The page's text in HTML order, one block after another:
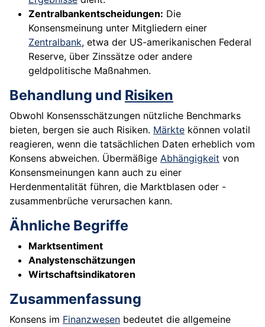
Zentralbankentscheidungen: Die
Konsensmeinung unter Mitgliedern einer
Zentralbank, etwa der US-amerikanischen Federal
Reserve, über Zinssätze oder andere
geldpolitische Maßnahmen.
Behandlung und Risiken
Obwohl Konsensschätzungen nützliche Benchmarks
bieten, bergen sie auch Risiken. Märkte können volatil
reagieren, wenn die tatsächlichen Daten erheblich vom
Konsens abweichen. Übermäßige Abhängigkeit von
Konsensmeinungen kann auch zu einer
Herdenmentalität führen, die Marktblasen oder -
zusammenbrüche verursachen kann.
Ähnliche Begriffe
Marktsentiment
Analystenschätzungen
Wirtschaftsindikatoren
Zusammenfassung
Konsens im Finanzwesen bedeutet die allgemeine